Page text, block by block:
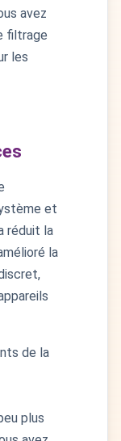
avez
filtrage
les
et
réduit la
la
de la
plus